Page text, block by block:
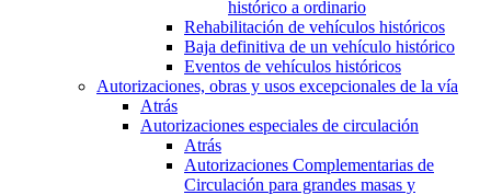
histórico a ordinario
Rehabilitación de vehículos históricos
Baja definitiva de un vehículo histórico
Eventos de vehículos históricos
Autorizaciones, obras y usos excepcionales de la vía
Atrás
Autorizaciones especiales de circulación
Atrás
Autorizaciones Complementarias de
Circulación para grandes masas y